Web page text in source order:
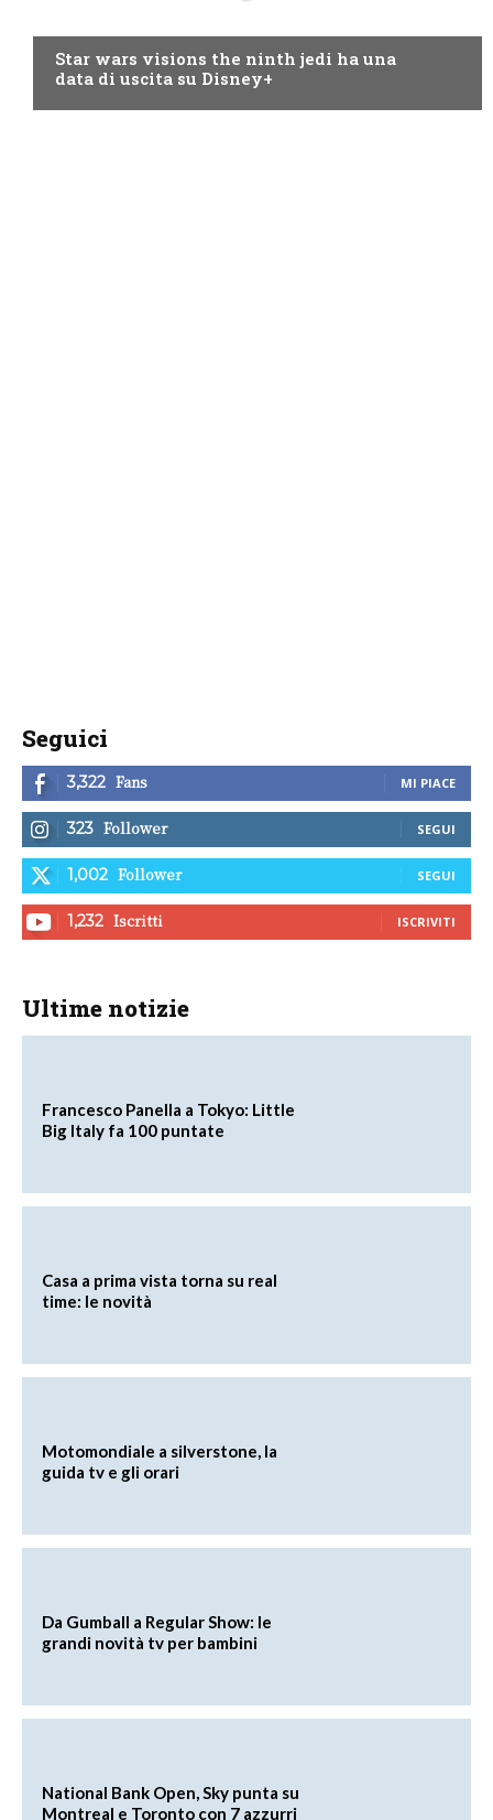
Star wars visions the ninth jedi ha una
data di uscita su Disney+
Seguici
3,322 Fans MI PIACE
323 Follower SEGUI
1,002 Follower SEGUI
1,232 Iscritti ISCRIVITI
Ultime notizie
Francesco Panella a Tokyo: Little
Big Italy fa 100 puntate
Casa a prima vista torna su real
time: le novità
Motomondiale a silverstone, la
guida tv e gli orari
Da Gumball a Regular Show: le
grandi novità tv per bambini
National Bank Open, Sky punta su
Montreal e Toronto con 7 azzurri